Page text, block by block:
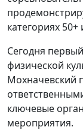
категориях 50+
Сегодня
физической
Мохначевский
ключевые
мероприятия.